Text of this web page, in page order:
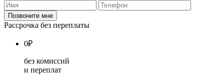
Рассрочка без переплаты
0₽
без комиссий
и переплат